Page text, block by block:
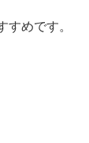
すめです。